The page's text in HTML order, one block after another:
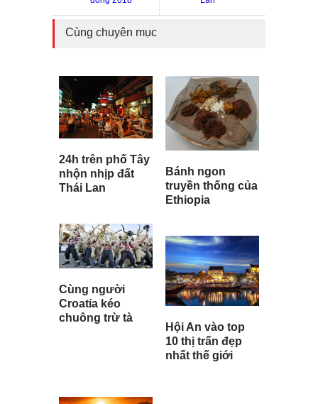
Cùng chuyên mục
24h trên phố Tây
nhộn nhịp đất
Thái Lan
Cùng người
Croatia kéo
chuông trừ tà
Bánh ngon
truyền thống của
Ethiopia
Hội An vào top
10 thị trấn đẹp
nhất thế giới